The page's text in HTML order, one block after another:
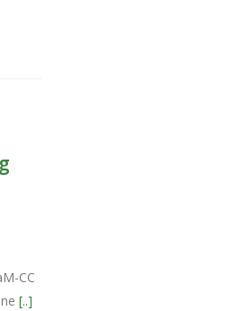
CC
[..]